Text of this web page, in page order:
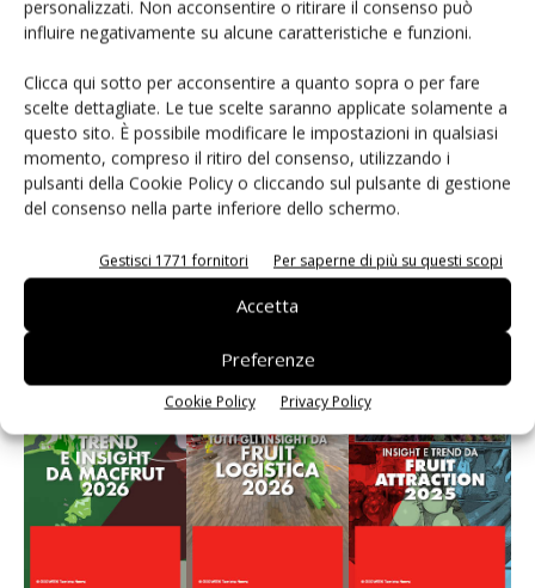
personalizzati. Non acconsentire o ritirare il consenso può
influire negativamente su alcune caratteristiche e funzioni.
Clicca qui sotto per acconsentire a quanto sopra o per fare
scelte dettagliate. Le tue scelte saranno applicate solamente a
questo sito. È possibile modificare le impostazioni in qualsiasi
momento, compreso il ritiro del consenso, utilizzando i
pulsanti della Cookie Policy o cliccando sul pulsante di gestione
del consenso nella parte inferiore dello schermo.
Gestisci 1771 fornitori Per saperne di più su questi scopi
Accetta
Preferenze
Cookie Policy Privacy Policy
L’ortofrutta di Extra Supermercati tra localismo e
Ai #Repartofresh